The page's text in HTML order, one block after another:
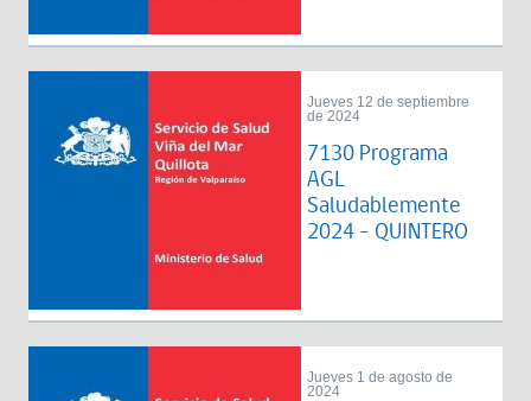
Jueves 12 de septiembre
de 2024
7130 Programa
AGL
Saludablemente
2024 - QUINTERO
Jueves 1 de agosto de
2024